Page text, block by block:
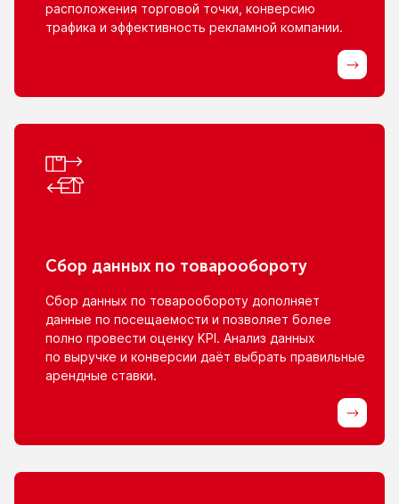
расположения торговой точки, конверсию
трафика и эффективность рекламной компании.
Сбор данных по товарообороту
Сбор данных по товарообороту дополняет
данные по посещаемости и позволяет более
полно провести оценку KPI. Анализ данных
по выручке и конверсии даёт выбрать правильные
арендные ставки.